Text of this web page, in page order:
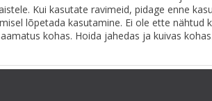
Kui kasutate ravimeid, pidage enne
lõpetada kasutamine. Ei ole ette nähtud
kohas. Hoida jahedas ja kuivas